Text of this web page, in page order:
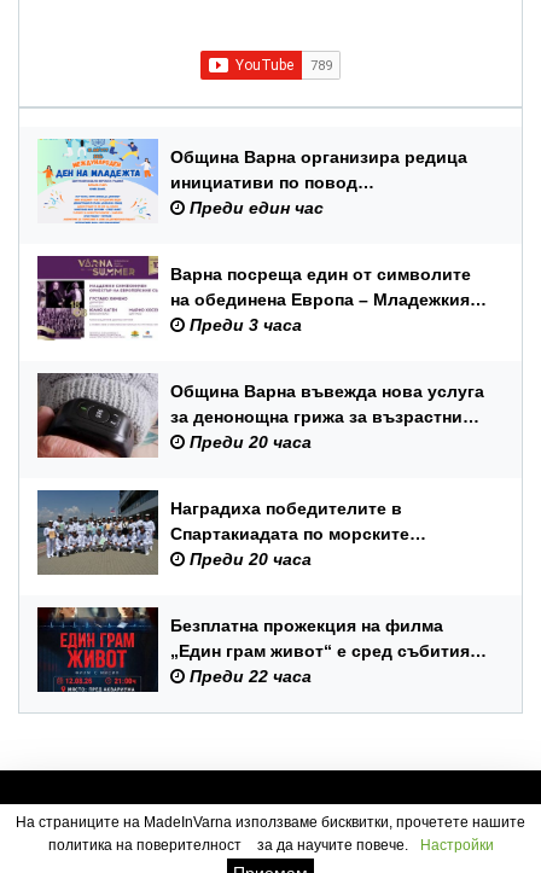
Община Варна организира редица
инициативи по повод
Международния ден на младежта –
Преди един час
Варна посреща един от символите
на обединена Европа – Младежкия
симфоничен оркестър на ЕС
Преди 3 часа
Община Варна въвежда нова услуга
за денонощна грижа за възрастни
хора и лица с трайни увреждания
Преди 20 часа
Наградиха победителите в
Спартакиадата по морските
спортове на Военноморските сили
Преди 20 часа
Безплатна прожекция на филма
„Един грам живот“ е сред събитията
за Международния ден на младежта
Преди 22 часа
Посетители:1
На страниците на MadeInVarna използваме бисквитки, прочетете нашите
политика на поверителност
за да научите повече. Настройки